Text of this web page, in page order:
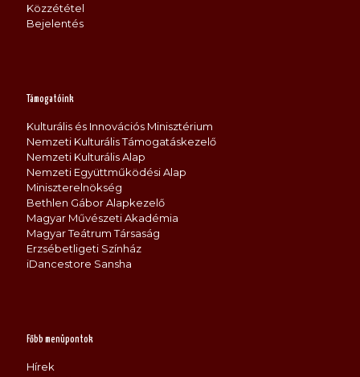
Közzététel
Bejelentés
Támogatóink
Kulturális és Innovációs Minisztérium
Nemzeti Kulturális Támogatáskezelő
Nemzeti Kulturális Alap
Nemzeti Együttműködési Alap
Miniszterelnökség
Bethlen Gábor Alapkezelő
Magyar Művészeti Akadémia
Magyar Teátrum Társaság
Erzsébetligeti Színház
iDancestore Sansha
Főbb menüpontok
Hírek